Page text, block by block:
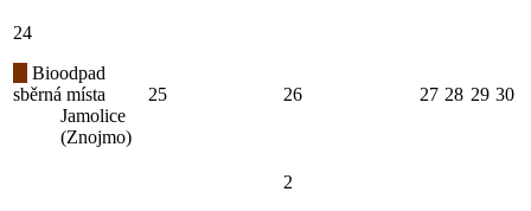
24
Bioodpad
sběrná místa
Jamolice
(Znojmo)
25 26 27 28 29 30
2